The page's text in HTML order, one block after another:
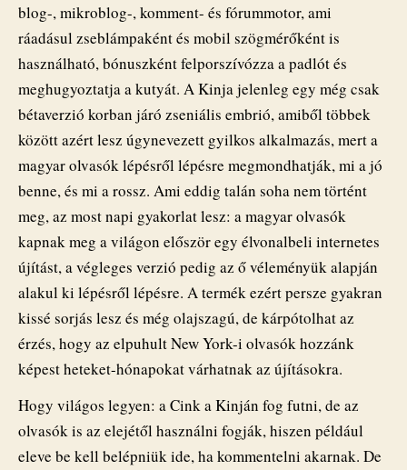
blog-, mikroblog-, komment- és fórummotor, ami
ráadásul zseblámpaként és mobil szögmérőként is
használható, bónuszként felporszívózza a padlót és
meghugyoztatja a kutyát. A Kinja jelenleg egy még csak
bétaverzió korban járó zseniális embrió, amiből többek
között azért lesz úgynevezett gyilkos alkalmazás, mert a
magyar olvasók lépésről lépésre megmondhatják, mi a jó
benne, és mi a rossz. Ami eddig talán soha nem történt
meg, az most napi gyakorlat lesz: a magyar olvasók
kapnak meg a világon először egy élvonalbeli internetes
újítást, a végleges verzió pedig az ő véleményük alapján
alakul ki lépésről lépésre. A termék ezért persze gyakran
kissé sorjás lesz és még olajszagú, de kárpótolhat az
érzés, hogy az elpuhult New York-i olvasók hozzánk
képest heteket-hónapokat várhatnak az újításokra.
Hogy világos legyen: a Cink a Kinján fog futni, de az
olvasók is az elejétől használni fogják, hiszen például
eleve be kell belépniük ide, ha kommentelni akarnak. De